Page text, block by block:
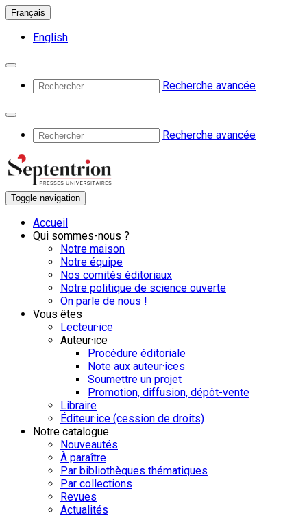
Français
English
Recherche avancée
Recherche avancée
Toggle navigation
Accueil
Qui sommes-nous ?
Notre maison
Notre équipe
Nos comités éditoriaux
Notre politique de science ouverte
On parle de nous !
Vous êtes
Lecteur·ice
Auteur·ice
Procédure éditoriale
Note aux auteur·ices
Soumettre un projet
Promotion, diffusion, dépôt-vente
Libraire
Éditeur·ice (cession de droits)
Notre catalogue
Nouveautés
À paraître
Par bibliothèques thématiques
Par collections
Revues
Actualités